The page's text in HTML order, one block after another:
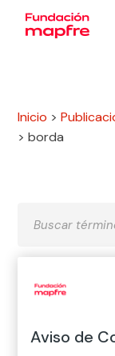
Inicio >
>borda
H
J
Aviso de